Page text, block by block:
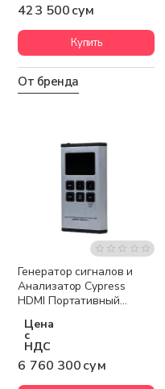
423 500 сум
Купить
От бренда
Бесплатная доставка
Генератор сигналов и
Анализатор Cypress
HDMI Портативный
Цена
с
НДС
6 760 300 сум